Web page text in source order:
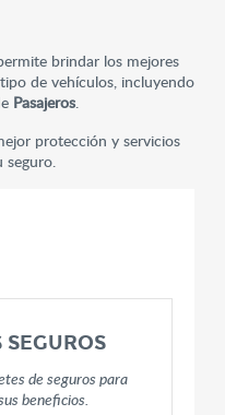
brindar los mejores
de vehículos, incluyendo
Pasajeros.
protección y servicios
seguro.
de seguros para
beneficios.